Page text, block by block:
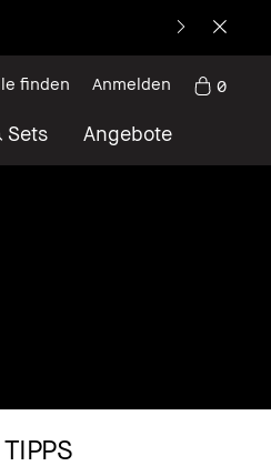
Sets Angebote
finden Anmelden 0
TIPPS